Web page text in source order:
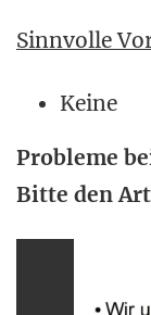
Sinnvolle
Keine
Probleme
Bitte den